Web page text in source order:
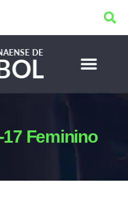
Feminino